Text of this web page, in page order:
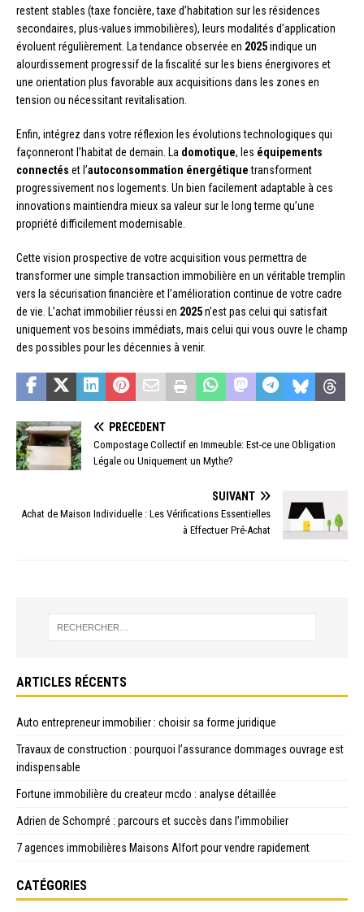
restent stables (taxe foncière, taxe d’habitation sur les résidences
secondaires, plus-values immobilières), leurs modalités d’application
évoluent régulièrement. La tendance observée en 2025indique un
alourdissement progressif de la fiscalité sur les biens énergivores et
une orientation plus favorable aux acquisitions dans les zones en
tension ou nécessitant revitalisation.
Enfin, intégrez dans votre réflexion les évolutions technologiques qui
façonneront l’habitat de demain. La domotique, les équipements
connectés et l’autoconsommation énergétiquetransforment
progressivement nos logements. Un bien facilement adaptable à ces
innovations maintiendra mieux sa valeur sur le long terme qu’une
propriété difficilement modernisable.
Cette vision prospective de votre acquisition vous permettra de
transformer une simple transaction immobilière en un véritable tremplin
vers la sécurisation financière et l’amélioration continue de votre cadre
de vie. L’achat immobilier réussi en 2025n’est pas celui qui satisfait
uniquement vos besoins immédiats, mais celui qui vous ouvre le champ
des possibles pour les décennies à venir.
PRÉCÉDENT
Compostage Collectif en Immeuble: Est-ce une Obligation
Légale ou Uniquement un Mythe?
SUIVANT
Achat de Maison Individuelle : Les Vérifications Essentielles
à Effectuer Pré-Achat
ARTICLES RÉCENTS
Auto entrepreneur immobilier : choisir sa forme juridique
Travaux de construction : pourquoi l’assurance dommages ouvrage est
indispensable
Fortune immobilière du createur mcdo : analyse détaillée
Adrien de Schompré : parcours et succès dans l’immobilier
7 agences immobilières Maisons Alfort pour vendre rapidement
CATÉGORIES